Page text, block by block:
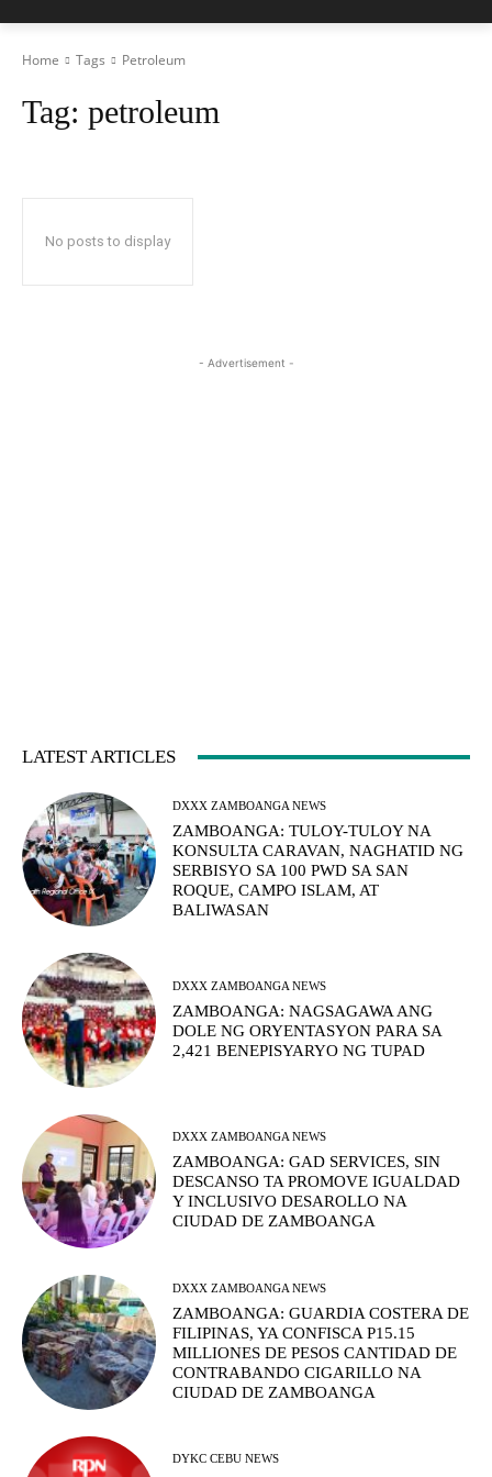
Home Tags Petroleum
Tag: petroleum
No posts to display
- Advertisement -
LATEST ARTICLES
DXXX ZAMBOANGA NEWS
ZAMBOANGA: TULOY-TULOY NA
KONSULTA CARAVAN, NAGHATID NG
SERBISYO SA 100 PWD SA SAN
ROQUE, CAMPO ISLAM, AT
BALIWASAN
DXXX ZAMBOANGA NEWS
ZAMBOANGA: NAGSAGAWA ANG
DOLE NG ORYENTASYON PARA SA
2,421 BENEPISYARYO NG TUPAD
DXXX ZAMBOANGA NEWS
ZAMBOANGA: GAD SERVICES, SIN
DESCANSO TA PROMOVE IGUALDAD
Y INCLUSIVO DESAROLLO NA
CIUDAD DE ZAMBOANGA
DXXX ZAMBOANGA NEWS
ZAMBOANGA: GUARDIA COSTERA DE
FILIPINAS, YA CONFISCA P15.15
MILLIONES DE PESOS CANTIDAD DE
CONTRABANDO CIGARILLO NA
CIUDAD DE ZAMBOANGA
DYKC CEBU NEWS